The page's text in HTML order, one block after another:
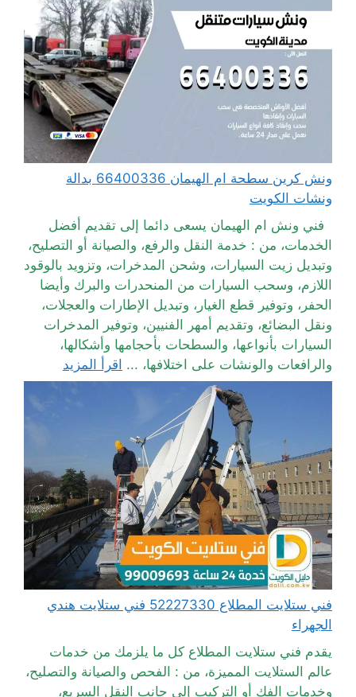
ونش كرين سطحة ام الهيمان 66400336 بدالة
ونشات الكويت
فني ونش ام الهيمان يسعى دائما إلى تقديم أفضل
الخدمات، من : خدمة النقل والرفع، والصيانة أو التصليح،
وتبديل زيت السيارات، وشحن المدخرات، وتزويد بالوقود
اللازم، وسحب السيارات من المنحدرات والبرك وأيضا
الحفر، وتوفير قطع الغيار، وتبديل الإطارات والعجلات،
ونقل البضائع، وتقديم أمهر الفنيين، وتوفير المدخرات
السيارات بأنواعها، والسطحات بأحجامها وأشكالها،
والرافعات والونشات على اختلافها، ... اقرأ المزيد
فني ستلايت المطلاع 52227330 فني ستلايت هندي
الجهراء
يقدم فني ستلايت المطلاع كل ما يلزمك من خدمات
عالم الستلايت المميزة، من : الفحص والصيانة والتصليح،
وخدمات الفك أو التركيب إلى جانب النقل السريع،